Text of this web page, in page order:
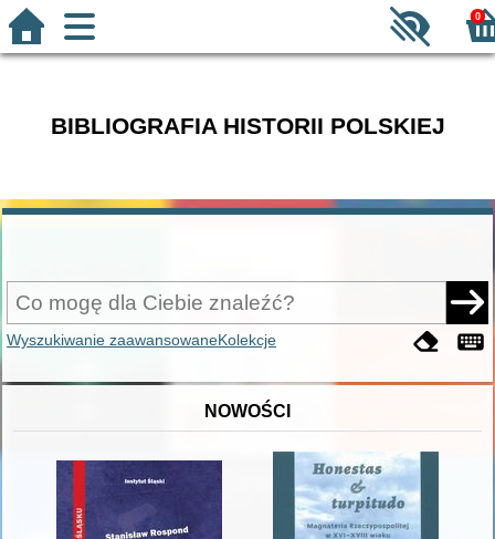
0
BIBLIOGRAFIA HISTORII POLSKIEJ
Wyszukiwanie zaawansowaneKolekcje
NOWOŚCI